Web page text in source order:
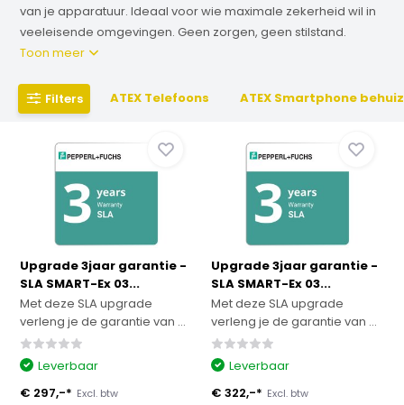
van je apparatuur. Ideaal voor wie maximale zekerheid wil in
veeleisende omgevingen. Geen zorgen, geen stilstand.
Toon meer
Filters ATEX Telefoons ATEX Smartphone
Upgrade 3jaar garantie -
SLA SMART-Ex 03...
Met deze SLA upgrade
verleng je de garantie van ...
Leverbaar
€ 297,-* Excl. btw
Upgrade 3jaar garantie -
SLA SMART-Ex 03...
Met deze SLA upgrade
verleng je de garantie van ...
Leverbaar
€ 322,-* Excl. btw